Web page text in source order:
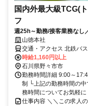
国内外最大級TCG(
フ
週25h～勤務/接客業務なし
山徳本社
交通・アクセス 北鉄バ
時給1,160円以上
石川県野々市市
勤務時間詳細 9:00～
制 └上記の勤務時間の
務時間についてお気軽に
仕事内容 ＼＼この求人